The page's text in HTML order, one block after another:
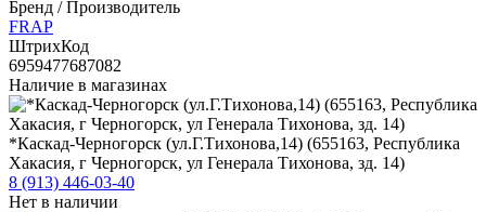
Бренд / Производитель
FRAP
ШтрихКод
6959477687082
Наличие в магазинах
*Каскад-Черногорск (ул.Г.Тихонова,14) (655163, Республика
Хакасия, г Черногорск, ул Генерала Тихонова, зд. 14)
8 (913) 446-03-40
Нет в наличии